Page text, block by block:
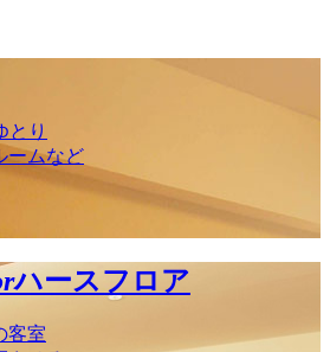
とり
ームなど
ハースフロア
客室